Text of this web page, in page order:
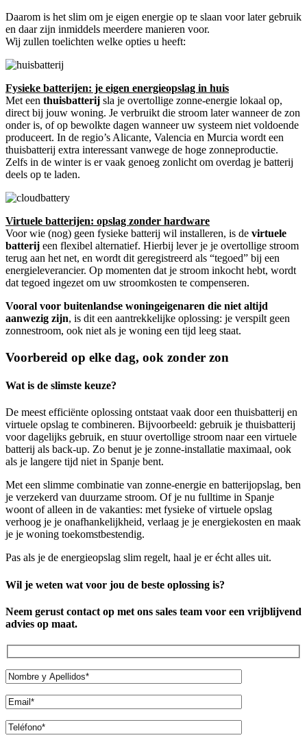
Daarom is het slim om je eigen energie op te slaan voor later gebruik
en daar zijn inmiddels meerdere manieren voor.
Wij zullen toelichten welke opties u heeft:
Fysieke batterijen: je eigen energieopslag in huis
Met een thuisbatterij sla je overtollige zonne-energie lokaal op,
direct bij jouw woning. Je verbruikt die stroom later wanneer de zon
onder is, of op bewolkte dagen wanneer uw systeem niet voldoende
produceert. In de regio’s Alicante, Valencia en Murcia wordt een
thuisbatterij extra interessant vanwege de hoge zonneproductie.
Zelfs in de winter is er vaak genoeg zonlicht om overdag je batterij
deels op te laden.
Virtuele batterijen: opslag zonder hardware
Voor wie (nog) geen fysieke batterij wil installeren, is de virtuele
batterij een flexibel alternatief. Hierbij lever je je overtollige stroom
terug aan het net, en wordt dit geregistreerd als “tegoed” bij een
energieleverancier. Op momenten dat je stroom inkocht hebt, wordt
dat tegoed ingezet om uw stroomkosten te compenseren.
Vooral voor buitenlandse woningeigenaren die niet altijd
aanwezig zijn, is dit een aantrekkelijke oplossing: je verspilt geen
zonnestroom, ook niet als je woning een tijd leeg staat.
Voorbereid op elke dag, ook zonder zon
Wat is de slimste keuze?
De meest efficiënte oplossing ontstaat vaak door een thuisbatterij en
virtuele opslag te combineren. Bijvoorbeeld: gebruik je thuisbatterij
voor dagelijks gebruik, en stuur overtollige stroom naar een virtuele
batterij als back-up. Zo benut je je zonne-installatie maximaal, ook
als je langere tijd niet in Spanje bent.
Met een slimme combinatie van zonne-energie en batterijopslag, ben
je verzekerd van duurzame stroom. Of je nu fulltime in Spanje
woont of alleen in de vakanties: met fysieke of virtuele opslag
verhoog je je onafhankelijkheid, verlaag je je energiekosten en maak
je je woning toekomstbestendig.
Pas als je de energieopslag slim regelt, haal je er écht alles uit.
Wil je weten wat voor jou de beste oplossing is?
Neem gerust contact op met ons sales team voor een vrijblijvend
advies op maat.